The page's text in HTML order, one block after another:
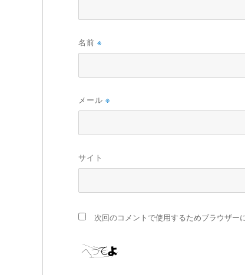
名前 ※
メール ※
サイト
次回のコメントで使用するためブラウザー